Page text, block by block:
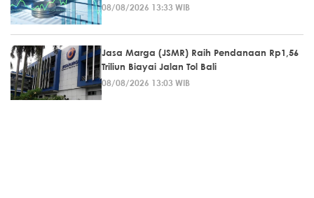
08/08/2026 13:33 WIB
Jasa Marga (JSMR) Raih Pendanaan Rp1,56
Triliun Biayai Jalan Tol Bali
08/08/2026 13:03 WIB